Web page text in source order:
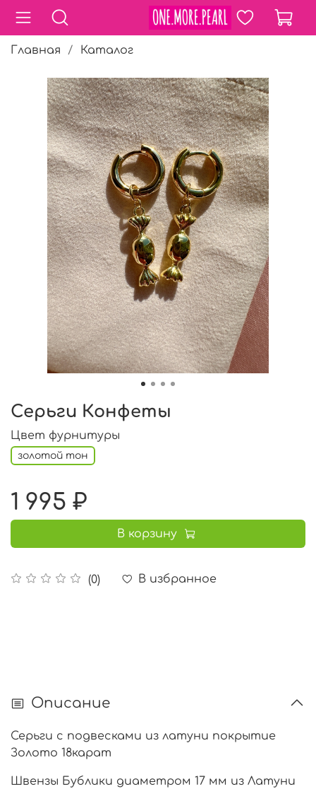
Главная Каталог
Серьги Конфеты
(0) В избранное
Цвет фурнитуры
золотой тон
1 995 ₽
В корзину
Описание
Серьги с подвесками из латуни покрытие
Золото 18карат
Швензы Бублики диаметром 17 мм из Латуни